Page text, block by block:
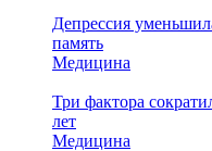
Депрессия
память
Медицина
Три фактора
лет
Медицина